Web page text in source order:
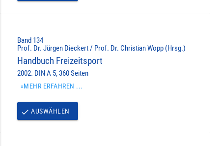
Band 134
Prof. Dr. Jürgen Dieckert / Prof. Dr. Christian Wopp (Hrsg.)
Handbuch Freizeitsport
2002. DIN A 5, 360 Seiten
»MEHR ERFAHREN ...
done AUSWÄHLEN